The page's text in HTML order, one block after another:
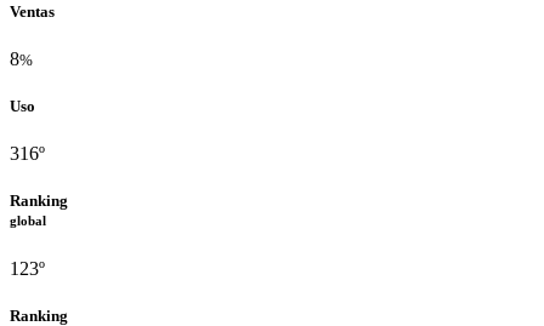
Ventas
8%
Uso
316º
Ranking
global
123º
Ranking